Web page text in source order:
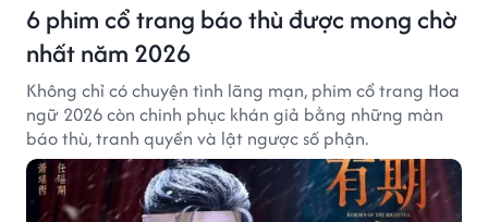
6 phim cổ trang báo thù được mong chờ
nhất năm 2026
Không chỉ có chuyện tình lãng mạn, phim cổ trang Hoa
ngữ 2026 còn chinh phục khán giả bằng những màn
báo thù, tranh quyền và lật ngược số phận.